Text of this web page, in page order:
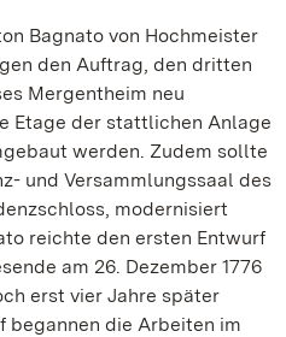
Bagnato von Hochmeister
den Auftrag, den dritten
Mergentheim neu
Etage der stattlichen Anlage
werden. Zudem sollte
und Versammlungssaal des
modernisiert
reichte den ersten Entwurf
am 26. Dezember 1776
erst vier Jahre später
begannen die Arbeiten im